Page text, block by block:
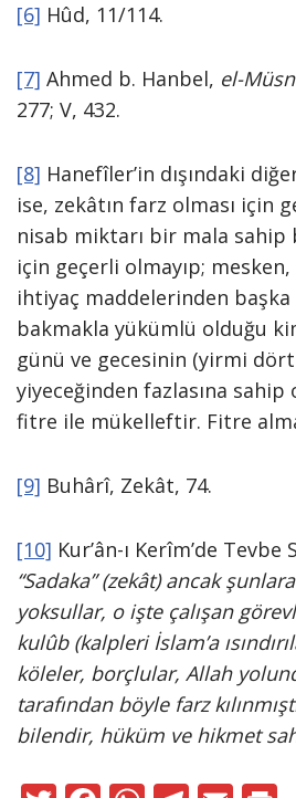
[6] Hûd, 11/114.
[7] Ahmed b. Hanbel, el-
277; V, 432.
[8] Hanefîler’in dışındaki
ise, zekâtın farz olması için
nisab miktarı bir mala sahip
için geçerli olmayıp; mesken,
ihtiyaç maddelerinden başka
bakmakla yükümlü olduğu
günü ve gecesinin (yirmi
yiyeceğinden fazlasına
fitre ile mükelleftir. Fitre
[9] Buhârî, Zekât, 74.
[10] Kur’ân-ı Kerîm’de
“Sadaka” (zekât) ancak
yoksullar, o işte çalışan
kulûb (kalpleri İslam’a
köleler, borçlular, Allah
tarafından böyle farz
bilendir, hüküm ve hikmet